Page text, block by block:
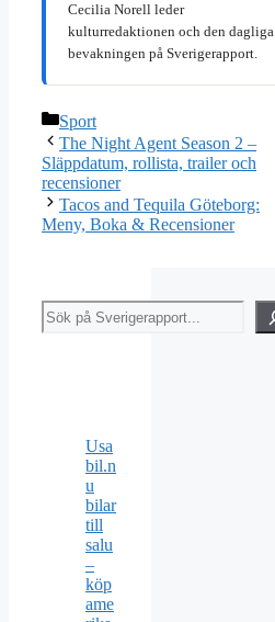
Cecilia Norell leder
kulturredaktionen och den dagliga
bevakningen på Sverigerapport.
Kategorier
Sport
The Night Agent Season 2 –
Släppdatum, rollista, trailer och
recensioner
Tacos and Tequila Göteborg:
Meny, Boka & Recensioner
Sök
Usa
bil.n
u
bilar
till
salu
–
köp
ame